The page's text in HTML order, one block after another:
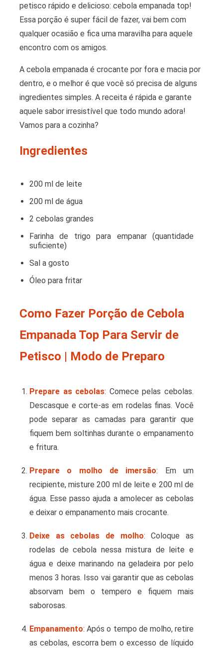
petisco rápido e delicioso: cebola empanada top!
Essa porção é super fácil de fazer, vai bem com
qualquer ocasião e fica uma maravilha para aquele
encontro com os amigos.
A cebola empanada é crocante por fora e macia por
dentro, e o melhor é que você só precisa de alguns
ingredientes simples. A receita é rápida e garante
aquele sabor irresistível que todo mundo adora!
Vamos para a cozinha?
Ingredientes
200 ml de leite
200 ml de água
2 cebolas grandes
Farinha de trigo para empanar (quantidade
suficiente)
Sal a gosto
Óleo para fritar
Como Fazer Porção de Cebola
Empanada Top Para Servir de
Petisco | Modo de Preparo
Prepare as cebolas: Comece pelas cebolas.
Descasque e corte-as em rodelas finas. Você
pode separar as camadas para garantir que
fiquem bem soltinhas durante o empanamento
e fritura.
Prepare o molho de imersão: Em um
recipiente, misture 200 ml de leite e 200 ml de
água. Esse passo ajuda a amolecer as cebolas
e deixar o empanamento mais crocante.
Deixe as cebolas de molho: Coloque as
rodelas de cebola nessa mistura de leite e
água e deixe marinando na geladeira por pelo
menos 3 horas. Isso vai garantir que as cebolas
absorvam bem o tempero e fiquem mais
saborosas.
Empanamento: Após o tempo de molho, retire
as cebolas, escorra bem o excesso de líquido